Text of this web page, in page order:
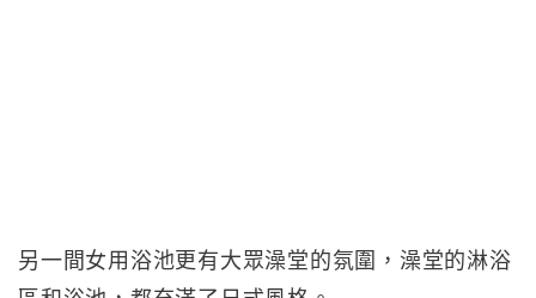
另一間女用浴池更有大眾澡堂的氛圍，澡堂的淋浴